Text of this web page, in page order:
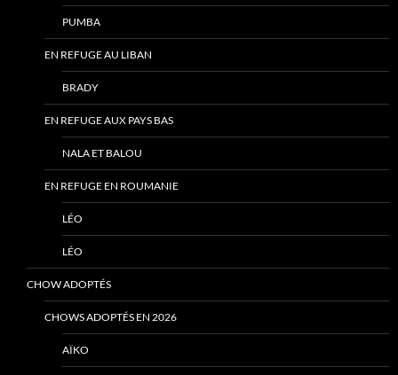
PUMBA
EN REFUGE AU LIBAN
BRADY
EN REFUGE AUX PAYS BAS
NALA ET BALOU
EN REFUGE EN ROUMANIE
LÉO
LÉO
CHOW ADOPTÉS
CHOWS ADOPTÉS EN 2026
AÏKO